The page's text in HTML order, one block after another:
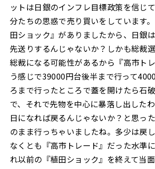
ットは日銀のインフレ目標政策を信じ
分たちの思惑で売り買いをしています
田ショック』がありましたから、日銀
先送りするんじゃないか？しかも総裁
総裁になる可能性があるから『高市ト
う感じで39000円台後半まで行って
ろまで行ったところで蓋を開けたら石
で、それで先物を中心に暴落し出した
日になれば戻るんじゃないか？と思っ
のまま行っちゃいましたね。多少は戻
なくとも『高市トレード』だった水準
れ以前の『植田ショック』を終えて当